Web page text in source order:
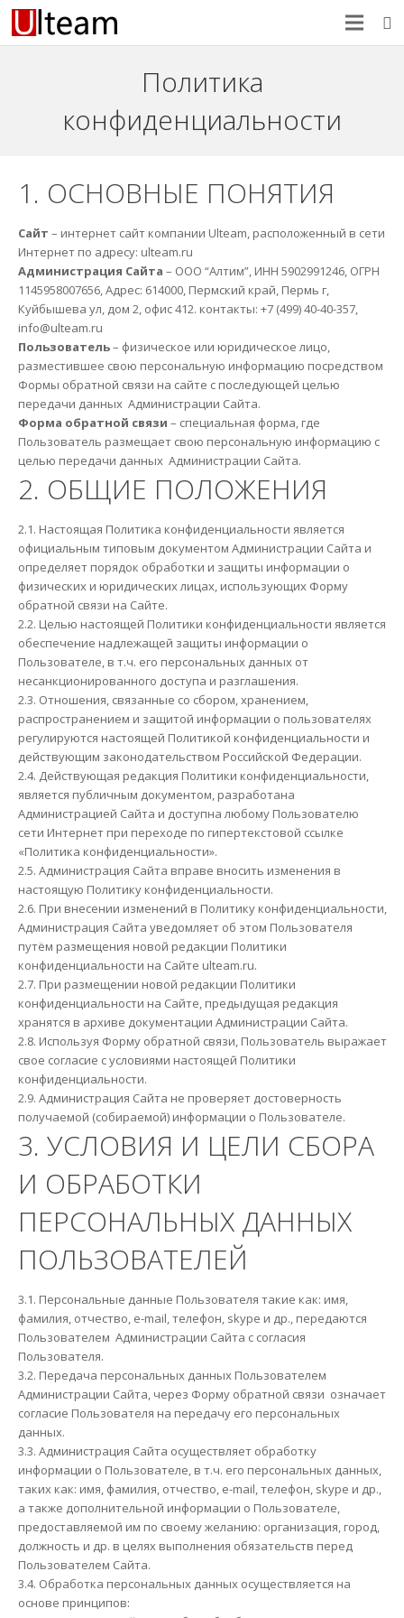
Политика
конфиденциальности
1. ОСНОВНЫЕ ПОНЯТИЯ
Сайт – интернет сайт компании Ulteam, расположенный в сети
Интернет по адресу: ulteam.ru
Администрация Сайта – ООО “Алтим”, ИНН 5902991246, ОГРН
1145958007656, Адрес: 614000, Пермский край, Пермь г,
Куйбышева ул, дом 2, офис 412. контакты: +7 (499) 40-40-357,
info@ulteam.ru
Пользователь– физическое или юридическое лицо,
разместившее свою персональную информацию посредством
Формы обратной связи на сайте с последующей целью
передачи данных Администрации Сайта.
Форма обратной связи – специальная форма, где
Пользователь размещает свою персональную информацию с
целью передачи данных Администрации Сайта.
2. ОБЩИЕ ПОЛОЖЕНИЯ
2.1. Настоящая Политика конфиденциальности является
официальным типовым документом Администрации Сайта и
определяет порядок обработки и защиты информации о
физических и юридических лицах, использующих Форму
обратной связи на Сайте.
2.2. Целью настоящей Политики конфиденциальности является
обеспечение надлежащей защиты информации о
Пользователе, в т.ч. его персональных данных от
несанкционированного доступа и разглашения.
2.3. Отношения, связанные со сбором, хранением,
распространением и защитой информации о пользователях
регулируются настоящей Политикой конфиденциальности и
действующим законодательством Российской Федерации.
2.4. Действующая редакция Политики конфиденциальности,
является публичным документом, разработана
Администрацией Сайта и доступна любому Пользователю
сети Интернет при переходе по гипертекстовой ссылке
«Политика конфиденциальности».
2.5. Администрация Сайта вправе вносить изменения в
настоящую Политику конфиденциальности.
2.6. При внесении изменений в Политику конфиденциальности,
Администрация Сайта уведомляет об этом Пользователя
путём размещения новой редакции Политики
конфиденциальности на Сайте ulteam.ru.
2.7. При размещении новой редакции Политики
конфиденциальности на Сайте, предыдущая редакция
хранятся в архиве документации Администрации Сайта.
2.8. Используя Форму обратной связи, Пользователь выражает
свое согласие с условиями настоящей Политики
конфиденциальности.
2.9. Администрация Сайта не проверяет достоверность
получаемой (собираемой) информации о Пользователе.
3. УСЛОВИЯ И ЦЕЛИ СБОРА
И ОБРАБОТКИ
ПЕРСОНАЛЬНЫХ ДАННЫХ
ПОЛЬЗОВАТЕЛЕЙ
3.1. Персональные данные Пользователя такие как: имя,
фамилия, отчество, e-mail, телефон, skype и др., передаются
Пользователем Администрации Сайта с согласия
Пользователя.
3.2. Передача персональных данных Пользователем
Администрации Сайта, через Форму обратной связи означает
согласие Пользователя на передачу его персональных
данных.
3.3. Администрация Сайта осуществляет обработку
информации о Пользователе, в т.ч. его персональных данных,
таких как: имя, фамилия, отчество, e-mail, телефон, skype и др.,
а также дополнительной информации о Пользователе,
предоставляемой им по своему желанию: организация, город,
должность и др. в целях выполнения обязательств перед
Пользователем Сайта.
3.4. Обработка персональных данных осуществляется на
основе принципов: